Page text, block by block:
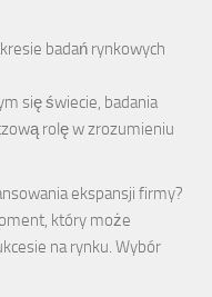
badań rynkowych
się świecie, badania
rolę w zrozumieniu
ekspansji firmy?
który może
na rynku. Wybór